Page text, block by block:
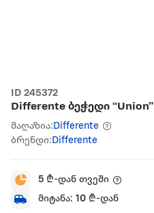
ID 245372
Differente ბეჭედი “Union”
მაღაზია: Differente
ბრენდი: Differente
5 ₾-დან თვეში
მიტანა: 10 ₾-დან